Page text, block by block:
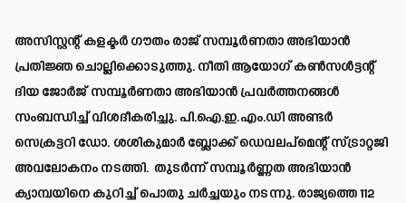
അസിസ്റ്റന്റ് കളക്ടര്‍ ഗൗതം രാജ് സമ്പൂര്‍ണതാ അഭിയാന്‍
പ്രതിജ്ഞ ചൊല്ലിക്കൊടുത്തു. നീതി ആയോഗ് കണ്‍സള്‍ട്ടന്റ്
ദിയ ജോര്‍ജ് സമ്പൂര്‍ണതാ അഭിയാന്‍ പ്രവര്‍ത്തനങ്ങള്‍
സംബന്ധിച്ച് വിശദീകരിച്ചു. പി.ഐ.ഇ.എം.ഡി അണ്ടര്‍
സെക്രട്ടറി ഡോ. ശശികുമാര്‍ ബ്ലോക്ക് ഡെവലപ്മെന്റ് സ്ട്രാറ്റജി
അവലോകനം നടത്തി. തുടര്‍ന്ന് സമ്പൂര്‍ണ്ണത അഭിയാന്‍
ക്യാമ്പയിനെ കുറിച്ച് പൊതു ചര്‍ച്ചയും നടന്നു. രാജ്യത്തെ 112